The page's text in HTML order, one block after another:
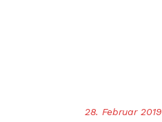
28. Februar 2019